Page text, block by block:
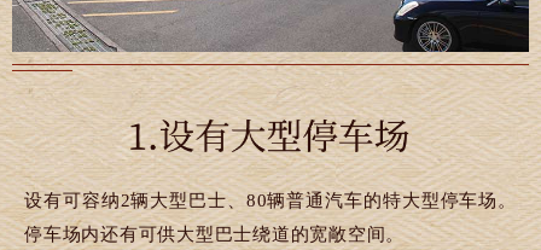
设有可容纳2辆大型巴士、80辆普通汽车的特大型停车场。
停车场内还有可供大型巴士绕道的宽敞空间。